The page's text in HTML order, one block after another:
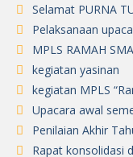
Selamat PURNA
Pelaksanaan
MPLS RAMAH
kegiatan yasinan
kegiatan MPLS
Upacara awal
Penilaian Akhir
Rapat konsolidasi